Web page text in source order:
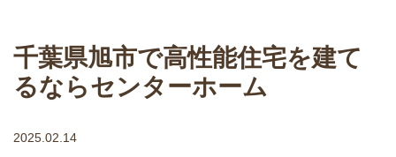
千葉県旭市で高性能住宅を建て
るならセンターホーム
2025.02.14